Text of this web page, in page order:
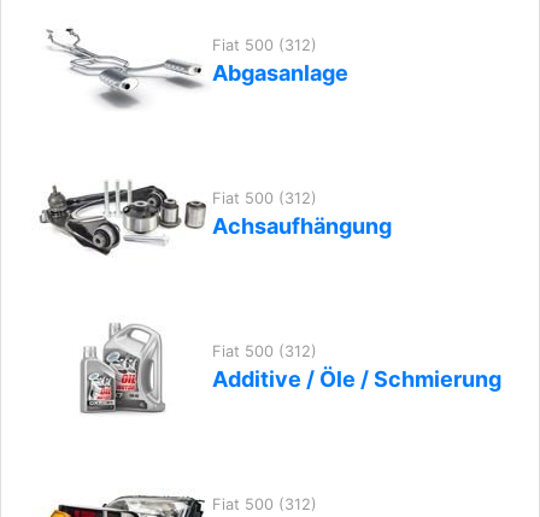
Fiat 500 (312)
Abgasanlage
Fiat 500 (312)
Achsaufhängung
Fiat 500 (312)
Additive / Öle / Schmierung
Fiat 500 (312)